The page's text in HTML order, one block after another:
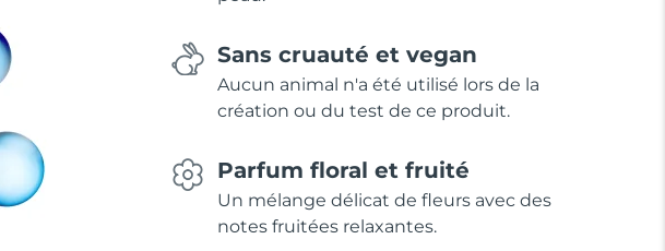
Sans cruauté et vegan
Aucun animal n'a été utilisé lors de la
création ou du test de ce produit.
Parfum floral et fruité
Un mélange délicat de fleurs avec des
notes fruitées relaxantes.